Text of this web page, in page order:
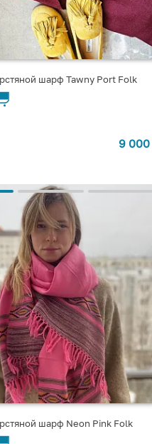
шарф Tawny Port Folk
9 000
шарф Neon Pink Folk